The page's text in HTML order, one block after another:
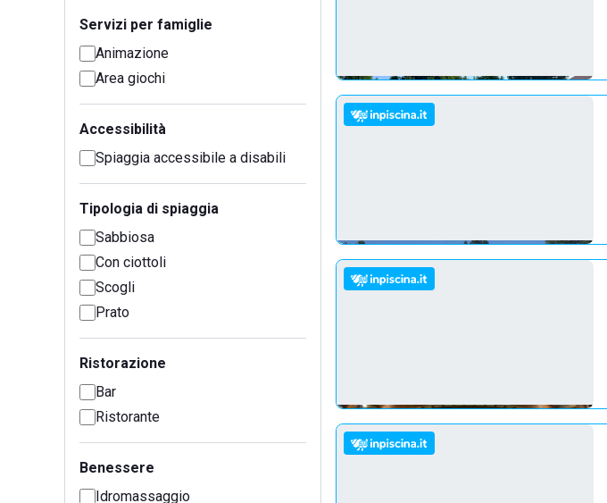
Servizi per famiglie
Animazione
Area giochi
Accessibilità
Spiaggia accessibile a disabili
Tipologia di spiaggia
Sabbiosa
Con ciottoli
Scogli
Prato
Ristorazione
Bar
Ristorante
Benessere
Idromassaggio